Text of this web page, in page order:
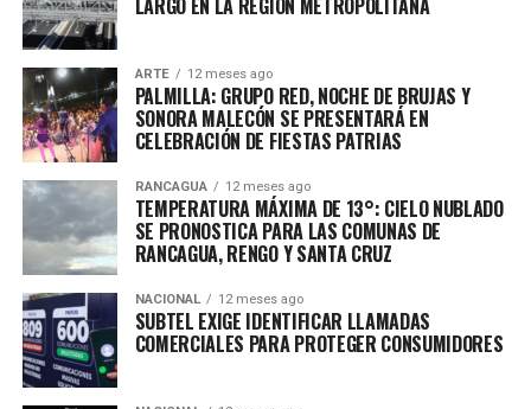
LARGO EN LA REGIÓN METROPOLITANA
ARTE 12 meses ago
PALMILLA: GRUPO RED, NOCHE DE BRUJAS Y
SONORA MALECÓN SE PRESENTARÁ EN
CELEBRACIÓN DE FIESTAS PATRIAS
RANCAGUA 12 meses ago
TEMPERATURA MÁXIMA DE 13°: CIELO NUBLADO
SE PRONOSTICA PARA LAS COMUNAS DE
RANCAGUA, RENGO Y SANTA CRUZ
NACIONAL 12 meses ago
SUBTEL EXIGE IDENTIFICAR LLAMADAS
COMERCIALES PARA PROTEGER CONSUMIDORES